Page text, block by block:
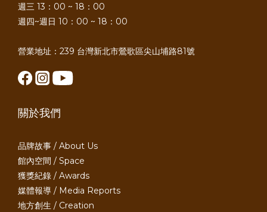
週三 13：00 ~ 18：00
週四~週日 10：00 ~ 18：00
營業地址：239 台灣新北市鶯歌區尖山埔路81號
關於我們
品牌故事 / About Us
館內空間 / Space
獲獎紀錄 / Awards
媒體報導 / Media Reports
地方創生 / Creation